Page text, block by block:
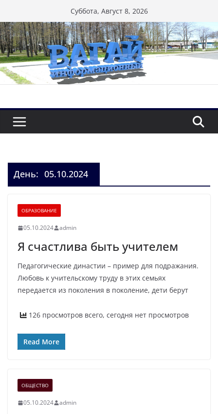
к
содержимому
Суббота, Август 8, 2026
День: 05.10.2024
ОБРАЗОВАНИЕ
05.10.2024 admin
Я счастлива быть учителем
Педагогические династии – пример для подражания.
Любовь к учительскому труду в этих семьях
передается из поколения в поколение, дети берут
126 просмотров всего, сегодня нет просмотров
Read More
ОБЩЕСТВО
05.10.2024 admin